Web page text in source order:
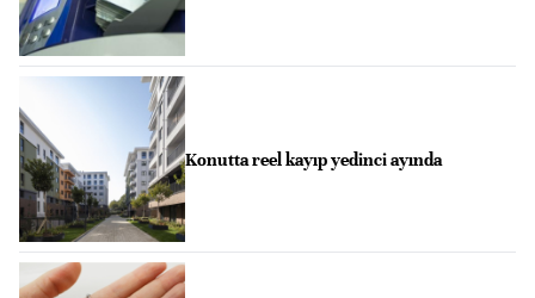
Konutta reel kayıp yedinci ayında